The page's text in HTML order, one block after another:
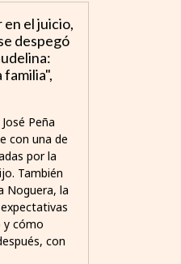
en el juicio,
despegó
familia",
Peña
con una de
por la
También
Noguera, la
y cómo
con